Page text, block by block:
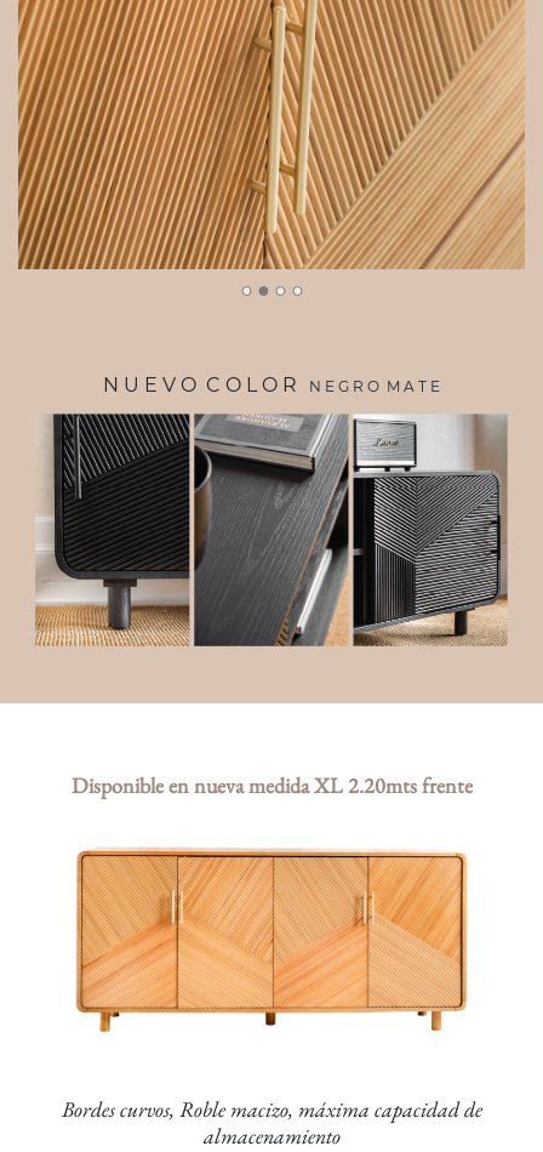
N U E V O C O L O R N E G R O M A T E
Disponible ennueva medida XL2.20mts frente
Bordes curvos, Roble macizo, máxima capacidad de
almacenamiento